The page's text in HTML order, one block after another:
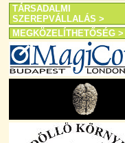
TÁRSADALMI
SZEREPVÁLLALÁS >
MEGKÖZELÍTHETŐSÉG >